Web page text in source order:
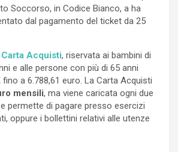
Soccorso, in Codice Bianco, a ha
dal pagamento del ticket da 25
Acquisti, riservata ai bambini di
e alle persone con più di 65 anni
fino a 6.788,61 euro. La Carta Acquisti
mensili, ma viene caricata ogni due
permette di pagare presso esercizi
oppure i bollettini relativi alle utenze